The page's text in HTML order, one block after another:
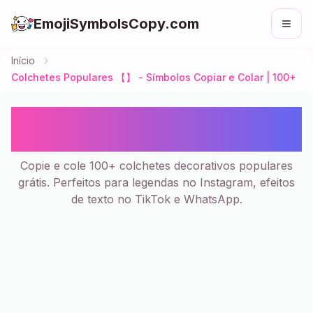
EmojiSymbolsCopy.com
Início
Colchetes Populares 【】 - Símbolos Copiar e Colar | 100+
Copie e cole 100+ colchetes decorativos populares
grátis. Perfeitos para legendas no Instagram, efeitos
de texto no TikTok e WhatsApp.